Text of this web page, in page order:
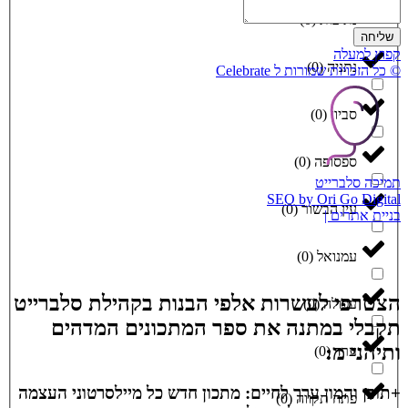
נתיבות(
0
)
נתניה(
0
)
סביון(
0
)
ספסופה (
0
)
עין הבשור(
0
)
עמנואל (
0
)
עפולה(
0
)
ערד(
0
)
פתח תקווה (
0
)
שליחה
קפוץ למעלה
© כל הזכויות שמורות ל Celebrate
תמיכה סלברייט
SEO by Ori Go Digital
בניית אתרים |
הצטרפי לעשרות אלפי הבנות בקהילת סלברייט
תקבלי במתנה את ספר המתכונים המדהים
ותיהני מ:
+תוכן והמון ערך לחיים: מתכון חדש כל מיילסרטוני העצמה